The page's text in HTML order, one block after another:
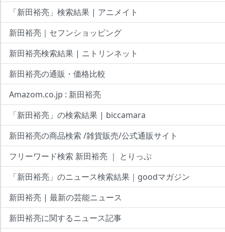
「新田裕亮」検索結果 | アニメイト
新田裕亮｜セフンショッピング
新田裕亮検索結果 | ニトリンネット
新田裕亮の通販・価格比較
Amazom.co.jp : 新田裕亮
「新田裕亮」の検索結果 | biccamara
新田裕亮の商品検索 /雑貨販売/公式通販サイト
フリーワード検索 新田裕亮 ｜ とりっぷ
「新田裕亮」のニュース検索結果｜goodマガジン
新田裕亮 | 最新の芸能ニュース
新田裕亮に関するニュース記事